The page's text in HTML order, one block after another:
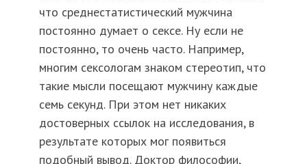
что среднестатистический мужчина
постоянно думает о сексе. Ну если не
постоянно, то очень часто. Например,
многим сексологам знаком стереотип, что
такие мысли посещают мужчину каждые
семь секунд. При этом нет никаких
достоверных ссылок на исследования, в
результате которых мог появиться
подобный вывод. Доктор философии,